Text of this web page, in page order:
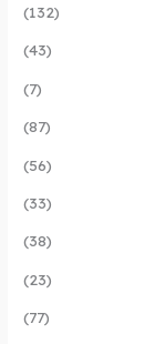
(132)
(43)
(7)
(87)
(56)
(33)
(38)
(23)
(77)